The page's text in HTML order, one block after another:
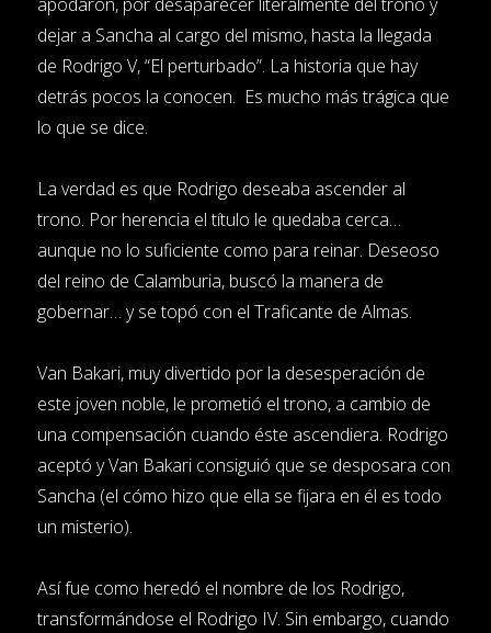
dejar a Sancha al cargo del mismo, hasta la llegada
de Rodrigo V, “El perturbado”. La historia que hay
detrás pocos la conocen. Es mucho más trágica que
lo que se dice.
La verdad es que Rodrigo deseaba ascender al
trono. Por herencia el título le quedaba cerca…
aunque no lo suficiente como para reinar. Deseoso
del reino de Calamburia, buscó la manera de
gobernar… y se topó con el Traficante de Almas.
Van Bakari, muy divertido por la desesperación de
este joven noble, le prometió el trono, a cambio de
una compensación cuando éste ascendiera. Rodrigo
aceptó y Van Bakari consiguió que se desposara con
Sancha (el cómo hizo que ella se fijara en él es todo
un misterio).
Así fue como heredó el nombre de los Rodrigo,
transformándose el Rodrigo IV. Sin embargo, cuando